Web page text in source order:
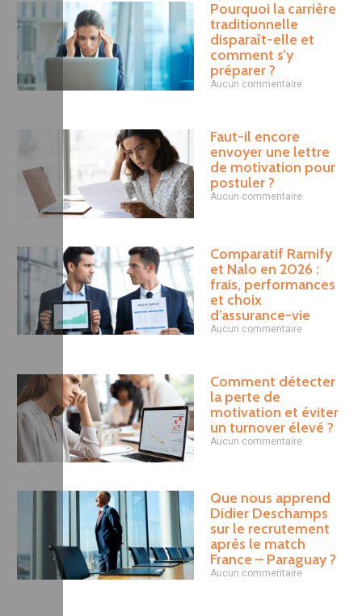
Pourquoi la carrière
traditionnelle
disparaît-elle et
comment s’y
préparer ?
Aucun commentaire
Faut-il encore
envoyer une lettre
de motivation pour
postuler ?
Aucun commentaire
Comparatif Ramify
et Nalo en 2026 :
frais, performances
et choix
d’assurance-vie
Aucun commentaire
Comment détecter
la perte de
motivation et éviter
un turnover élevé ?
Aucun commentaire
Que nous apprend
Didier Deschamps
sur le recrutement
après le match
France – Paraguay ?
Aucun commentaire